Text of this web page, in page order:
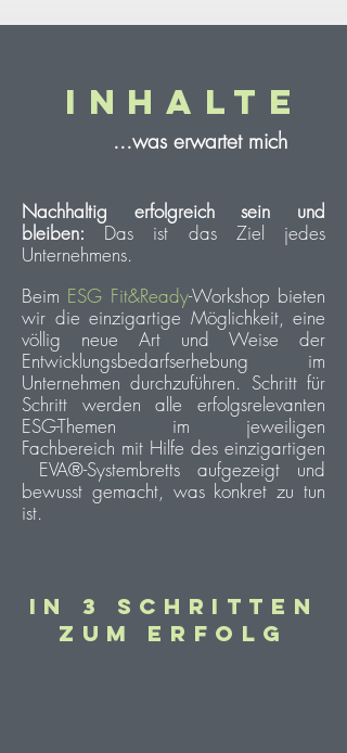
Inhalte
...was erwartet mich
Nachhaltig erfolgreich sein und
bleiben: Das ist das Ziel jedes
Unternehmens.
Beim ESG Fit&Ready-Workshop bieten
wir die einzigartige Möglichkeit, eine
völlig neue Art und Weise der
Entwicklungsbedarfserhebung im
Unternehmen durchzuführen. Schritt für
Schritt werden alle erfolgsrelevanten
ESG-Themen im jeweiligen
Fachbereich mit Hilfe des einzigartigen
EVA®-Systembretts aufgezeigt und
bewusst gemacht, was konkret zu tun
ist.
In 3 Schritten
zum Erfolg